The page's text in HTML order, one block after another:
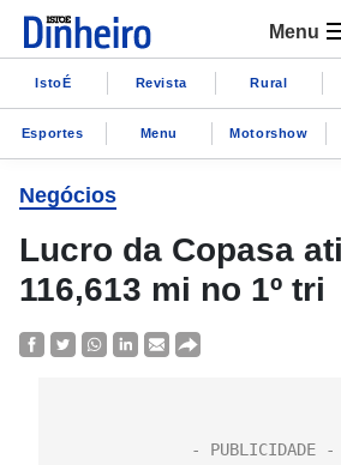
Menu
IstoÉ Revista Rural
Esportes Menu Motorshow
Negócios
Lucro da Copasa
116,613 mi no 1º tri